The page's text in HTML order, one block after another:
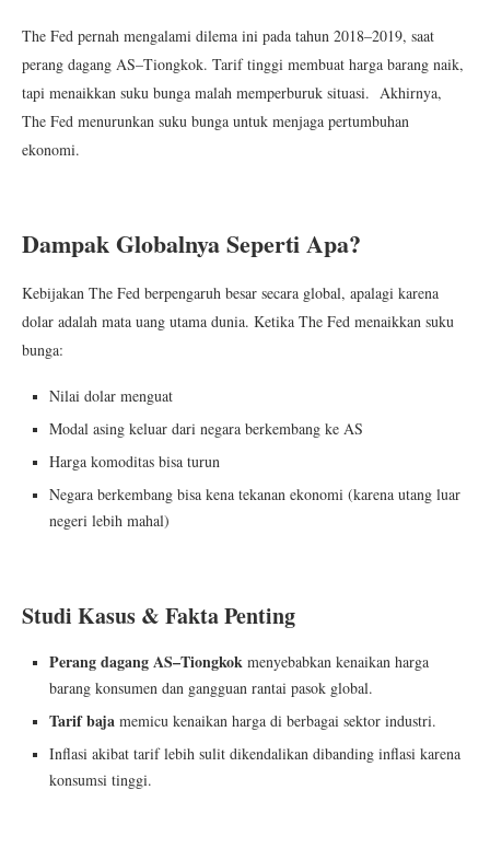
The Fed pernah mengalami dilema ini pada tahun 2018–2019, saat
perang dagang AS–Tiongkok. Tarif tinggi membuat harga barang naik,
tapi menaikkan suku bunga malah memperburuk situasi. Akhirnya,
The Fed menurunkan suku bunga untuk menjaga pertumbuhan
ekonomi.
Dampak Globalnya Seperti Apa?
Kebijakan The Fed berpengaruh besar secara global, apalagi karena
dolar adalah mata uang utama dunia. Ketika The Fed menaikkan suku
bunga:
Nilai dolar menguat
Modal asing keluar dari negara berkembang ke AS
Harga komoditas bisa turun
Negara berkembang bisa kena tekanan ekonomi (karena utang luar
negeri lebih mahal)
Studi Kasus & Fakta Penting
Perang dagang AS–Tiongkok menyebabkan kenaikan harga
barang konsumen dan gangguan rantai pasok global.
Tarif baja memicu kenaikan harga di berbagai sektor industri.
Inflasi akibat tarif lebih sulit dikendalikan dibanding inflasi karena
konsumsi tinggi.